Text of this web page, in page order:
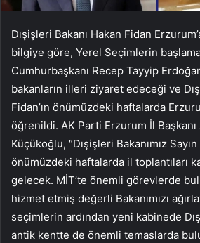
Dışişleri Bakanı Hakan Fidan
bilgiye göre, Yerel Seçimlerin
Cumhurbaşkanı Recep Tayyip
bakanların illeri ziyaret edeceği ve
Fidan’ın önümüzdeki haftalarda
öğrenildi. AK Parti Erzurum İl Başkanı
Küçükoğlu, “Dışişleri Bakanımız
önümüzdeki haftalarda il toplantıları
gelecek. MİT’te önemli görevlerde
hizmet etmiş değerli Bakanımızı
seçimlerin ardından yeni kabinede
antik kentte de önemli temaslarda